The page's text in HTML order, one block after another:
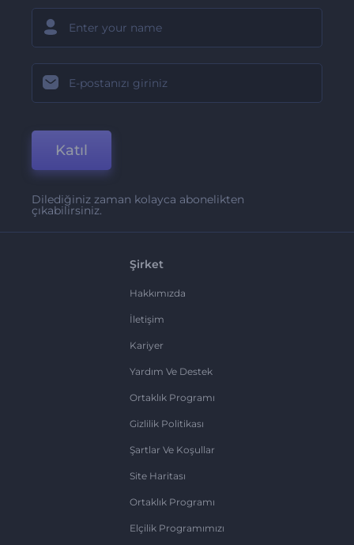
Katıl
Dilediğiniz zaman kolayca abonelikten
çıkabilirsiniz.
Şirket
Hakkımızda
İletişim
Kariyer
Yardım Ve Destek
Ortaklık Programı
Gizlilik Politikası
Şartlar Ve Koşullar
Site Haritası
Ortaklık Programı
Elçilik Programımızı